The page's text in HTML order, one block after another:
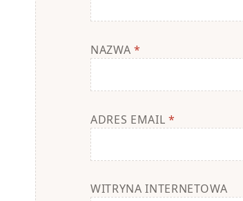
NAZWA*
ADRES EMAIL *
WITRYNA INTERNETOWA